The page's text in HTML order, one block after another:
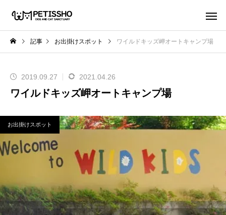
記事 お出掛けスポット ワイルドキッズ岬オートキャンプ場
2019.09.27 2021.04.26
ワイルドキッズ岬オートキャンプ場
お出掛けスポット